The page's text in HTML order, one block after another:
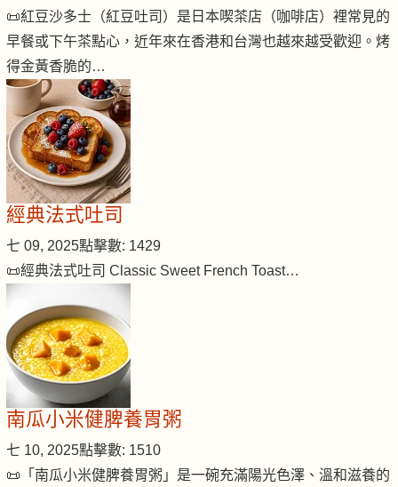
📜紅豆沙多士（紅豆吐司）是日本喫茶店（咖啡店）裡常見的
早餐或下午茶點心，近年來在香港和台灣也越來越受歡迎。烤
得金黃香脆的…
經典法式吐司
七 09, 2025點擊數: 1429
📜經典法式吐司 Classic Sweet French Toast…
南瓜小米健脾養胃粥
七 10, 2025點擊數: 1510
📜「南瓜小米健脾養胃粥」是一碗充滿陽光色澤、溫和滋養的